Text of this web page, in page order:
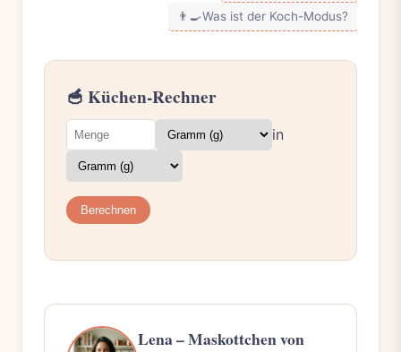
👨‍🍳Was ist der Koch-Modus?
🥣 Küchen-Rechner
in
Berechnen
Lena – Maskottchen von